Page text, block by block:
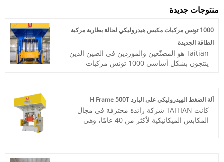
منتوجات جديدة
1000 تونس مركبات مكبس هيدروليكي لحالة بطارية مركبة
الطاقة الجديدة
Taitian هو المصنّعين والموردين في الصين الذين
ينتجون بشكل أساسي 1000 تونس مركبات
مثل ختم المعادن ، والتشكيل ، والمركبات الملحة ،
والتزوير ، بالإضافة إلى الصلب والألومينات
المعدنية الأخرى. من خلال خدماتنا على مدار
آلة الضغط الهيدروليكي على البارد H Frame 500T
كانت TAITIAN شركة رائدة محترفة في مجال
المكابس الميكانيكية لأكثر من 40 عامًا، وهي
رقم الصنف: TT-LM500T